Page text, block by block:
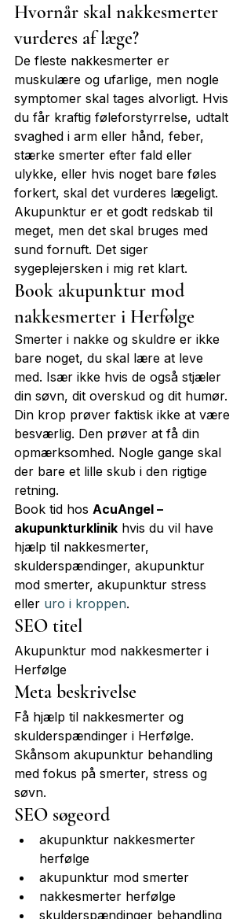
Hvornår skal nakkesmerter
vurderes af læge?
De fleste nakkesmerter er
muskulære og ufarlige, men nogle
symptomer skal tages alvorligt. Hvis
du får kraftig føleforstyrrelse, udtalt
svaghed i arm eller hånd, feber,
stærke smerter efter fald eller
ulykke, eller hvis noget bare føles
forkert, skal det vurderes lægeligt.
Akupunktur er et godt redskab til
meget, men det skal bruges med
sund fornuft. Det siger
sygeplejersken i mig ret klart.
Book akupunktur mod
nakkesmerter i Herfølge
Smerter i nakke og skuldre er ikke
bare noget, du skal lære at leve
med. Især ikke hvis de også stjæler
din søvn, dit overskud og dit humør.
Din krop prøver faktisk ikke at være
besværlig. Den prøver at få din
opmærksomhed. Nogle gange skal
der bare et lille skub i den rigtige
retning.
Book tid hos AcuAngel –
akupunkturklinik hvis du vil have
hjælp til nakkesmerter,
skulderspændinger, akupunktur
mod smerter, akupunktur stress
eller uro i kroppen.
SEO titel
Akupunktur mod nakkesmerter i
Herfølge
Meta beskrivelse
Få hjælp til nakkesmerter og
skulderspændinger i Herfølge.
Skånsom akupunktur behandling
med fokus på smerter, stress og
søvn.
SEO søgeord
akupunktur nakkesmerter
herfølge
akupunktur mod smerter
nakkesmerter herfølge
skulderspændinger behandling